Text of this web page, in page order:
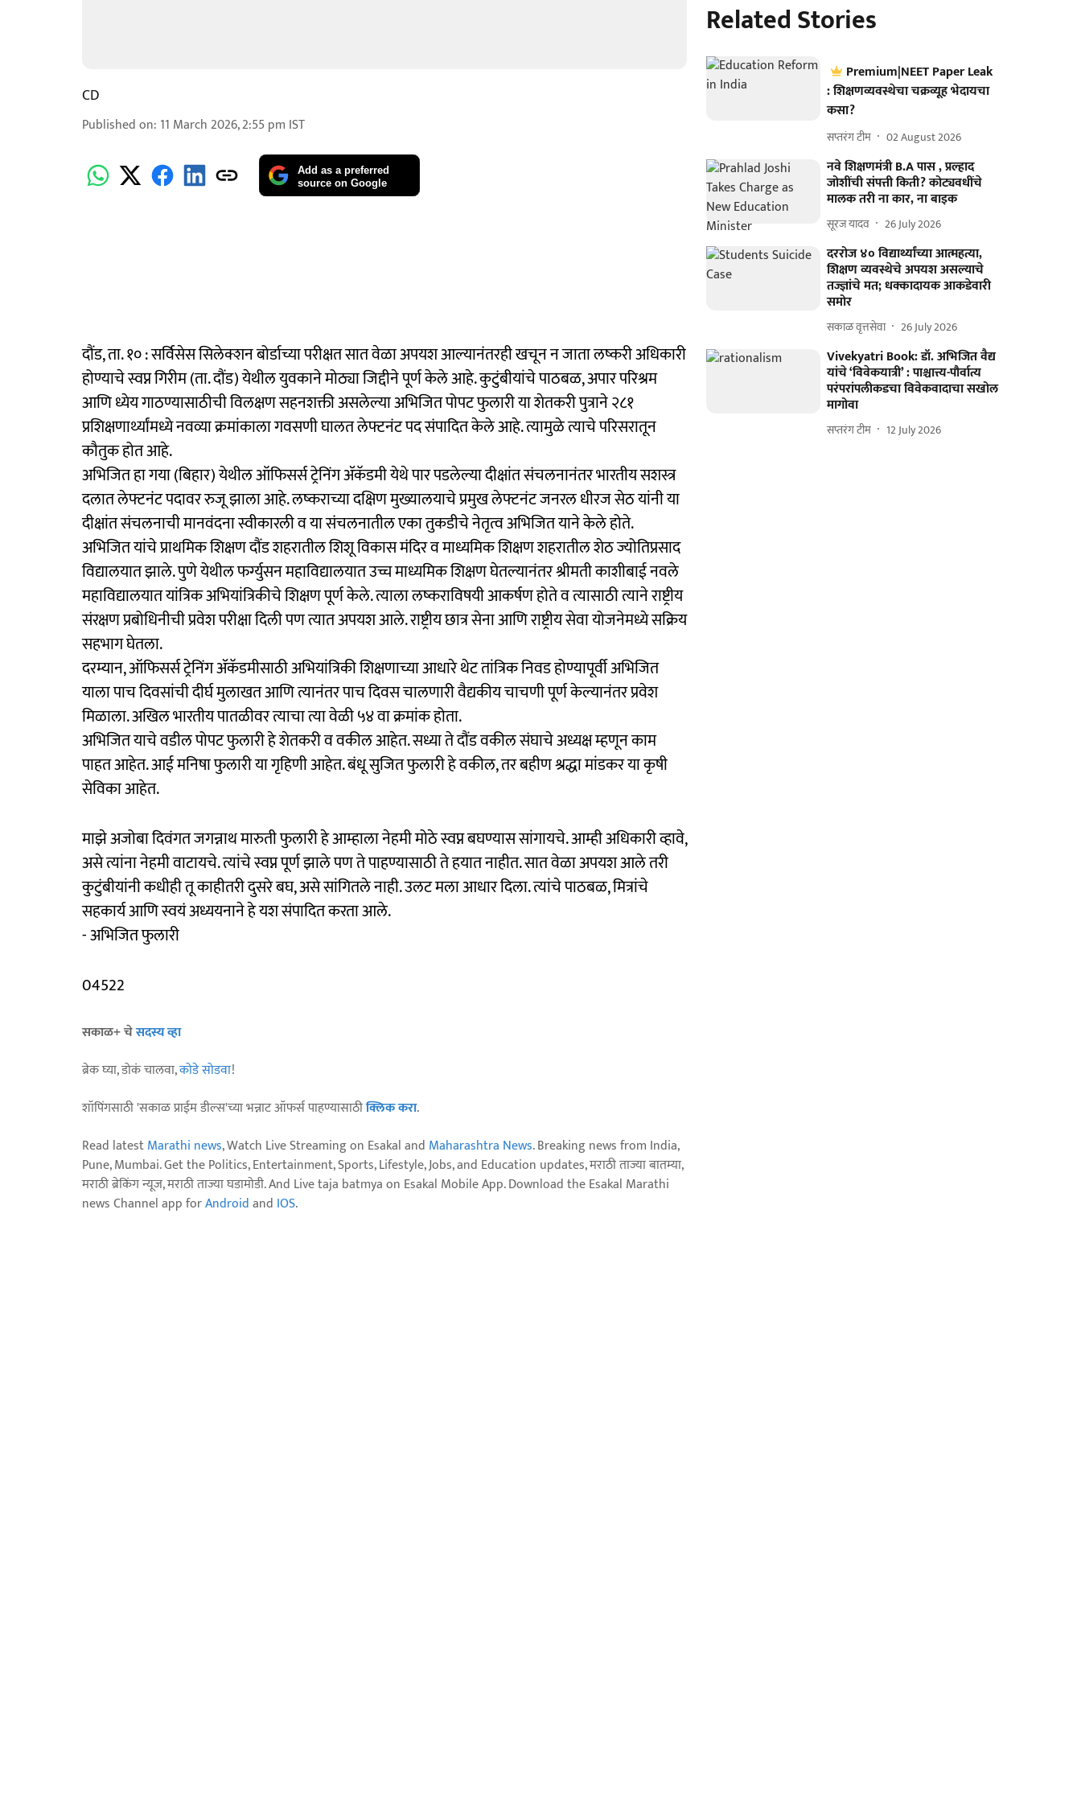
CD
Published on: 11 March 2026, 2:55 pm IST
Add as a preferred
source on Google
दौंड, ता. १० : सर्विसेस सिलेक्शन बोर्डाच्या परीक्षत सात वेळा अपयश आल्यानंतरही खचून न जाता लष्करी अधिकारी
होण्याचे स्वप्न गिरीम (ता. दौंड) येथील युवकाने मोठ्या जिद्दीने पूर्ण केले आहे. कुटुंबीयांचे पाठबळ, अपार परिश्रम
आणि ध्येय गाठण्यासाठीची विलक्षण सहनशक्ती असलेल्या अभिजित पोपट फुलारी या शेतकरी पुत्राने २८१
प्रशिक्षणार्थ्यांमध्ये नवव्या क्रमांकाला गवसणी घालत लेफ्टनंट पद संपादित केले आहे. त्यामुळे त्याचे परिसरातून
कौतुक होत आहे.
अभिजित हा गया (बिहार) येथील ऑफिसर्स ट्रेनिंग ॲकॅडमी येथे पार पडलेल्या दीक्षांत संचलनानंतर भारतीय सशस्त्र
दलात लेफ्टनंट पदावर रुजू झाला आहे. लष्कराच्या दक्षिण मुख्यालयाचे प्रमुख लेफ्टनंट जनरल धीरज सेठ यांनी या
दीक्षांत संचलनाची मानवंदना स्वीकारली व या संचलनातील एका तुकडीचे नेतृत्व अभिजित याने केले होते.
अभिजित यांचे प्राथमिक शिक्षण दौंड शहरातील शिशू विकास मंदिर व माध्यमिक शिक्षण शहरातील शेठ ज्योतिप्रसाद
विद्यालयात झाले. पुणे येथील फर्ग्युसन महाविद्यालयात उच्च माध्यमिक शिक्षण घेतल्यानंतर श्रीमती काशीबाई नवले
महाविद्यालयात यांत्रिक अभियांत्रिकीचे शिक्षण पूर्ण केले. त्याला लष्कराविषयी आकर्षण होते व त्यासाठी त्याने राष्ट्रीय
संरक्षण प्रबोधिनीची प्रवेश परीक्षा दिली पण त्यात अपयश आले. राष्ट्रीय छात्र सेना आणि राष्ट्रीय सेवा योजनेमध्ये सक्रिय
सहभाग घेतला.
दरम्यान, ऑफिसर्स ट्रेनिंग ॲकॅडमीसाठी अभियांत्रिकी शिक्षणाच्या आधारे थेट तांत्रिक निवड होण्यापूर्वी अभिजित
याला पाच दिवसांची दीर्घ मुलाखत आणि त्यानंतर पाच दिवस चालणारी वैद्यकीय चाचणी पूर्ण केल्यानंतर प्रवेश
मिळाला. अखिल भारतीय पातळीवर त्याचा त्या वेळी ५४ वा क्रमांक होता.
अभिजित याचे वडील पोपट फुलारी हे शेतकरी व वकील आहेत. सध्या ते दौंड वकील संघाचे अध्यक्ष म्हणून काम
पाहत आहेत. आई मनिषा फुलारी या गृहिणी आहेत. बंधू सुजित फुलारी हे वकील, तर बहीण श्रद्धा मांडकर या कृषी
सेविका आहेत.
माझे अजोबा दिवंगत जगन्नाथ मारुती फुलारी हे आम्हाला नेहमी मोठे स्वप्न बघण्यास सांगायचे. आम्ही अधिकारी व्हावे,
असे त्यांना नेहमी वाटायचे. त्यांचे स्वप्न पूर्ण झाले पण ते पाहण्यासाठी ते हयात नाहीत. सात वेळा अपयश आले तरी
कुटुंबीयांनी कधीही तू काहीतरी दुसरे बघ, असे सांगितले नाही. उलट मला आधार दिला. त्यांचे पाठबळ, मित्रांचे
सहकार्य आणि स्वयं अध्ययनाने हे यश संपादित करता आले.
- अभिजित फुलारी
04522
सकाळ+ चेसदस्य व्हा
ब्रेक घ्या, डोकं चालवा,कोडे सोडवा!
शॉपिंगसाठी 'सकाळ प्राईम डील्स'च्या भन्नाट ऑफर्स पाहण्यासाठीक्लिक करा.
Read latestMarathi news, Watch Live Streaming on Esakal and Maharashtra News. Breaking news from India,
Pune, Mumbai. Get the Politics, Entertainment, Sports, Lifestyle, Jobs, and Education updates, मराठी ताज्या बातम्या,
मराठी ब्रेकिंग न्यूज, मराठी ताज्या घडामोडी. And Live taja batmya on Esakal Mobile App. Download the Esakal Marathi
news Channel app forAndroidand IOS.
Related Stories
Premium|NEET Paper Leak
: शिक्षणव्यवस्थेचा चक्रव्यूह भेदायचा
कसा?
सप्तरंग टीम 02 August 2026
नवे शिक्षणमंत्री B.A पास , प्रल्हाद
जोशींची संपत्ती किती? कोट्यवधींचे
मालक तरी ना कार, ना बाइक
सूरज यादव 26 July 2026
दररोज ४० विद्यार्थ्यांच्या आत्महत्या,
शिक्षण व्यवस्थेचे अपयश असल्याचे
तज्ज्ञांचे मत; धक्कादायक आकडेवारी
समोर
सकाळ वृत्तसेवा 26 July 2026
Vivekyatri Book: डॉ. अभिजित वैद्य
यांचे ‘विवेकयात्री’ : पाश्चात्त्य-पौर्वात्य
परंपरांपलीकडचा विवेकवादाचा सखोल
मागोवा
सप्तरंग टीम 12 July 2026